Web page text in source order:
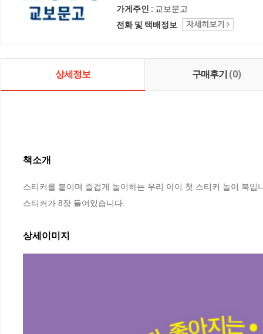
가게주인 : 교보문고
전화 및 택배정보
상세정보 구매후기 (0)
책소개
스티커를 붙이며 즐겁게 놀이하는 우리 아이 첫 스티커 놀이 북입
스티커가 8장 들어있습니다.
상세이미지